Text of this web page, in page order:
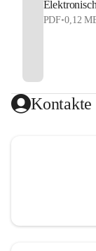
PDF•0,12
Kontakte